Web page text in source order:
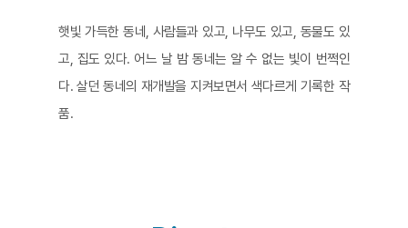
​햇빛 가득한 동네, 사람들과 있고, 나무도 있고, 동물도 있
고, 집도 있다. 어느 날 밤 동네는 알 수 없는 빛이 번쩍인
다. 살던 동네의 재개발을 지켜보면서 색다르게 기록한 작
품.